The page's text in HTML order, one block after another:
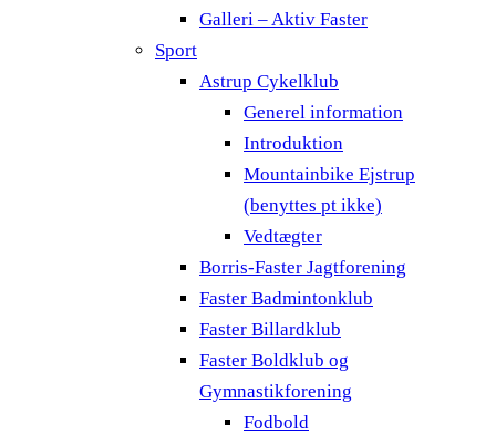
Galleri – Aktiv Faster
Sport
Astrup Cykelklub
Generel information
Introduktion
Mountainbike Ejstrup
(benyttes pt ikke)
Vedtægter
Borris-Faster Jagtforening
Faster Badmintonklub
Faster Billardklub
Faster Boldklub og
Gymnastikforening
Fodbold